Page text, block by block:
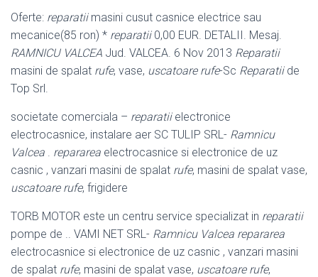
Oferte: reparatiimasini cusut casnice electrice sau
mecanice(85 ron) * reparatii0,00 EUR. DETALII. Mesaj.
RAMNICU VALCEA Jud. VALCEA. 6 Nov 2013 Reparatii
masini de spalat rufe, vase, uscatoare rufe-Sc Reparatiide
Top Srl.
societate comerciala – reparatiielectronice
electrocasnice, instalare aer SC TULIP SRL- Ramnicu
Valcea . repararea electrocasnice si electronice de uz
casnic , vanzari masini de spalat rufe, masini de spalat vase,
uscatoare rufe, frigidere
TORB MOTOR este un centru service specializat in reparatii
pompe de .. VAMI NET SRL- Ramnicu Valcea repararea
electrocasnice si electronice de uz casnic , vanzari masini
de spalat rufe, masini de spalat vase, uscatoare rufe,